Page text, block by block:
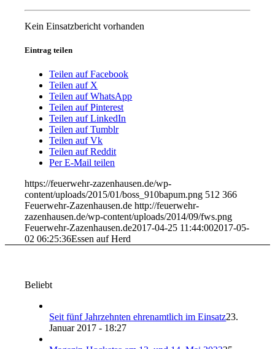
Kein Einsatzbericht vorhanden
Eintrag teilen
Teilen auf Facebook
Teilen auf X
Teilen auf WhatsApp
Teilen auf Pinterest
Teilen auf LinkedIn
Teilen auf Tumblr
Teilen auf Vk
Teilen auf Reddit
Per E-Mail teilen
https://feuerwehr-zazenhausen.de/wp-
content/uploads/2015/01/boss_910bapum.png 512 366
Feuerwehr-Zazenhausen.de http://feuerwehr-
zazenhausen.de/wp-content/uploads/2014/09/fws.png
Feuerwehr-Zazenhausen.de2017-04-25 11:44:002017-05-
02 06:25:36Essen auf Herd
Beliebt
Seit fünf Jahrzehnten ehrenamtlich im Einsatz23.
Januar 2017 - 18:27